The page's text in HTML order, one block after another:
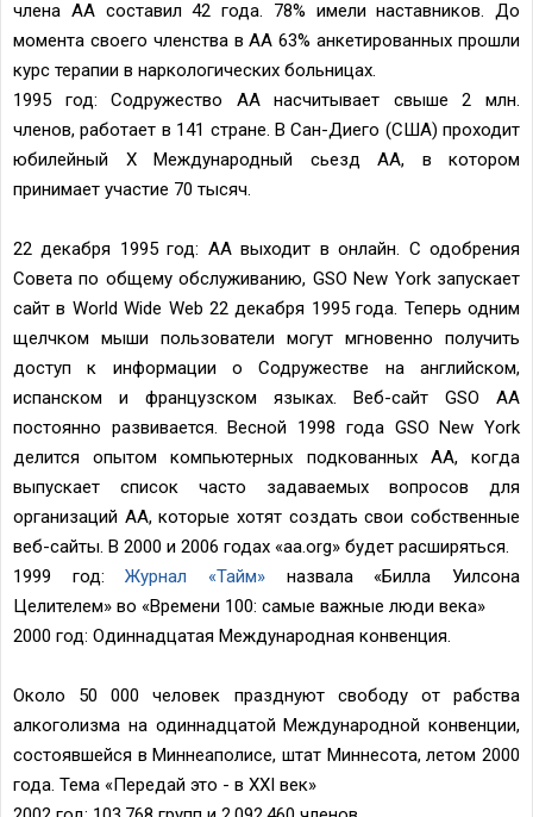
члена АА составил 42 года. 78% имели наставников. До
момента своего членства в АА 63% анкетированных прошли
курс терапии в наркологических больницах.
1995 год: Содружество АА насчитывает свыше 2 млн.
членов, работает в 141 стране. В Сан-Диего (США) проходит
юбилейный X Международный сьезд АА, в котором
принимает участие 70 тысяч.
22 декабря 1995 год: АА выходит в онлайн. С одобрения
Совета по общему обслуживанию, GSO New York запускает
сайт в World Wide Web 22 декабря 1995 года. Теперь одним
щелчком мыши пользователи могут мгновенно получить
доступ к информации о Содружестве на английском,
испанском и французском языках. Веб-сайт GSO AA
постоянно развивается. Весной 1998 года GSO New York
делится опытом компьютерных подкованных АА, когда
выпускает список часто задаваемых вопросов для
организаций АА, которые хотят создать свои собственные
веб-сайты. В 2000 и 2006 годах «aa.org» будет расширяться.
1999 год:Журнал «Тайм» назвала «Билла Уилсона
Целителем» во «Времени 100: самые важные люди века»
2000 год: Одиннадцатая Международная конвенция.
Около 50 000 человек празднуют свободу от рабства
алкоголизма на одиннадцатой Международной конвенции,
состоявшейся в Миннеаполисе, штат Миннесота, летом 2000
года. Тема «Передай это - в XXI век»